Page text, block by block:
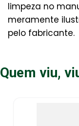
limpeza no
meramente
pelo fabricante.
Quem viu,